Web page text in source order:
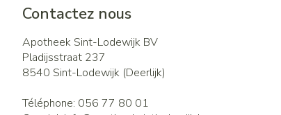
Contactez nous
Apotheek Sint-Lodewijk BV
Pladijsstraat 237
8540 Sint-Lodewijk (Deerlijk)
Téléphone: 056 77 80 01